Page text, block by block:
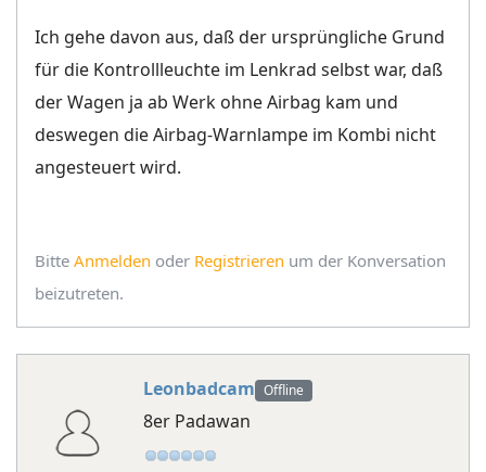
Ich gehe davon aus, daß der ursprüngliche Grund
für die Kontrollleuchte im Lenkrad selbst war, daß
der Wagen ja ab Werk ohne Airbag kam und
deswegen die Airbag-Warnlampe im Kombi nicht
angesteuert wird.
Bitte Anmelden oder Registrieren um der Konversation
beizutreten.
Leonbadcam Offline
8er Padawan